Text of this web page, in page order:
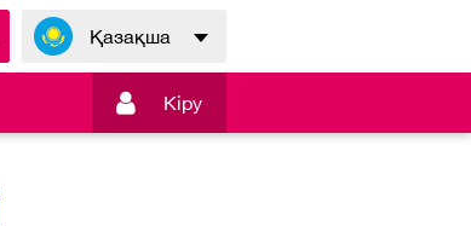
Қазақша
 Кiру